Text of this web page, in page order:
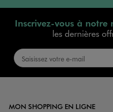
Inscrivez-vous à notre
les dernières
MON SHOPPING EN LIGNE